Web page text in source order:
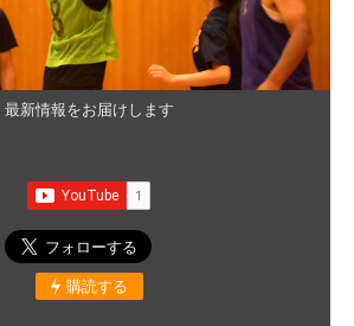
最新情報をお届けします
購読する